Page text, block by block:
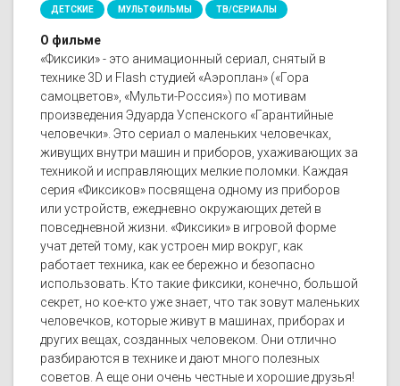
ДЕТСКИЕ МУЛЬТФИЛЬМЫ ТВ/СЕРИАЛЫ
О фильме
«Фиксики» - это анимационный сериал, снятый в
технике 3D и Flash студией «Аэроплан» («Гора
самоцветов», «Мульти-Россия») по мотивам
произведения Эдуарда Успенского «Гарантийные
человечки». Это сериал о маленьких человечках,
живущих внутри машин и приборов, ухаживающих за
техникой и исправляющих мелкие поломки. Каждая
серия «Фиксиков» посвящена одному из приборов
или устройств, ежедневно окружающих детей в
повседневной жизни. «Фиксики» в игровой форме
учат детей тому, как устроен мир вокруг, как
работает техника, как ее бережно и безопасно
использовать. Кто такие фиксики, конечно, большой
секрет, но кое-кто уже знает, что так зовут маленьких
человечков, которые живут в машинах, приборах и
других вещах, созданных человеком. Они отлично
разбираются в технике и дают много полезных
советов. А еще они очень честные и хорошие друзья!